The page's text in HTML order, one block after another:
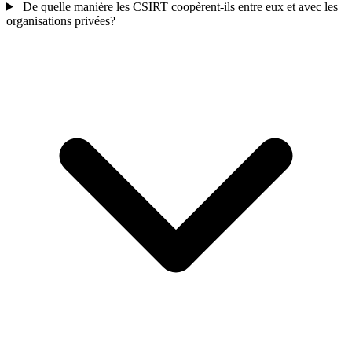
De quelle manière les CSIRT coopèrent-ils entre eux et avec les
organisations privées?